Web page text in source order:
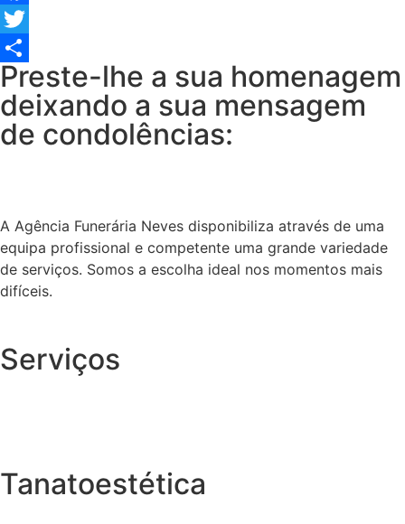
Facebook
Twitter
Share
Preste-lhe a sua homenagem
deixando a sua mensagem
de condolências:
A Agência Funerária Neves disponibiliza através de uma
equipa profissional e competente uma grande variedade
de serviços. Somos a escolha ideal nos momentos mais
difíceis.
Serviços
Tanatoestética